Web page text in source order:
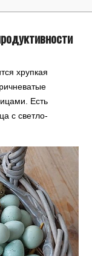
хрупкая
Есть
с светло-